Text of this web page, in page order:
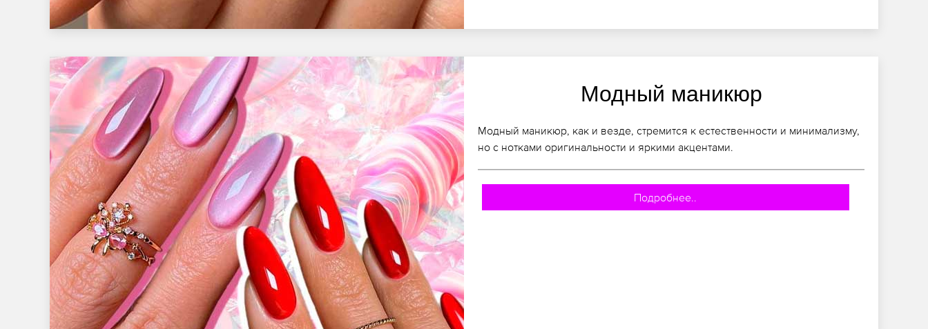
Модный маникюр
Модный маникюр, как и везде, стремится к естественности и минимализму,
но с нотками оригинальности и яркими акцентами.
Подробнее..